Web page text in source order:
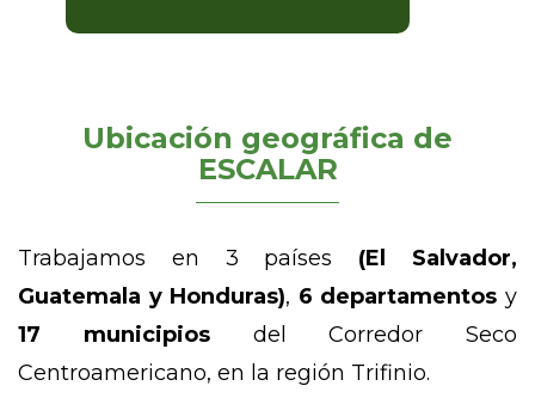
Ubicación geográfica de
ESCALAR
Trabajamos en 3 países (El Salvador,
Guatemala y Honduras), 6 departamentos y
17 municipiosdel Corredor Seco
Centroamericano, en la región Trifinio.